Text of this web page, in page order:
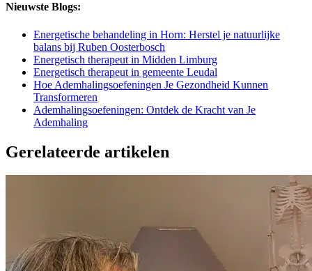
Nieuwste Blogs:
Energetische behandeling in Horn: Herstel je natuurlijke
balans bij Ruben Oosterbosch
Energetisch therapeut in Midden Limburg
Energetisch therapeut in gemeente Leudal
Hoe Ademhalingsoefeningen Je Gezondheid Kunnen
Transformeren
Ademhalingsoefeningen: Ontdek de Kracht van Je
Ademhaling
Gerelateerde artikelen